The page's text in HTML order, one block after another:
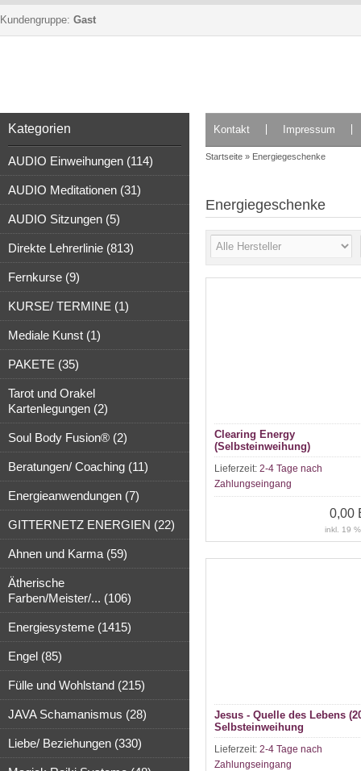
Kundengruppe: Gast
Kategorien
AUDIO Einweihungen (114)
AUDIO Meditationen (31)
AUDIO Sitzungen (5)
Direkte Lehrerlinie (813)
Fernkurse (9)
KURSE/ TERMINE (1)
Mediale Kunst (1)
PAKETE (35)
Tarot und Orakel
Kartenlegungen (2)
Soul Body Fusion® (2)
Beratungen/ Coaching (11)
Energieanwendungen (7)
GITTERNETZ ENERGIEN (22)
Ahnen und Karma (59)
Ätherische
Farben/Meister/... (106)
Energiesysteme (1415)
Engel (85)
Fülle und Wohlstand (215)
JAVA Schamanismus (28)
Liebe/ Beziehungen (330)
Kontakt Impressum
Startseite » Energiegeschenke
Energiegeschenke
Clearing Energy
(Selbsteinweihung)
Lieferzeit: 2-4 Tage nach
Zahlungseingang
0,00
inkl. 19
Jesus - Quelle des Lebens
Selbsteinweihung
Lieferzeit: 2-4 Tage nach
Zahlungseingang